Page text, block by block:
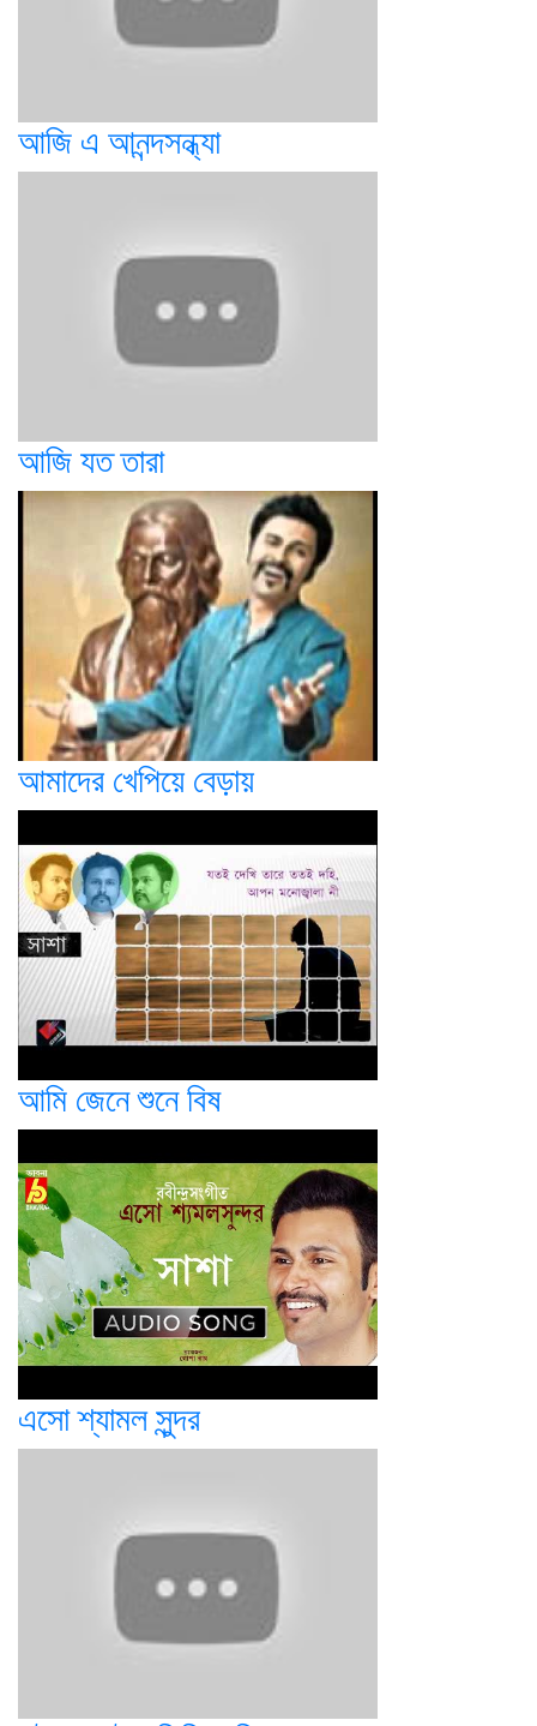
আজি এ আনন্দসন্ধ্যা
আজি যত তারা
আমাদের খেপিয়ে বেড়ায়
আমি জেনে শুনে বিষ
এসো শ্যামল সুন্দর